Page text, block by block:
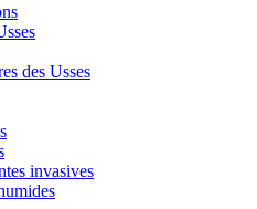
des Usses
invasives